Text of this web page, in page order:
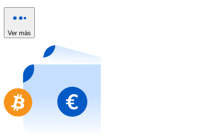
Nuevo
Ir a la tienda de tarjetas regalo
Ver más